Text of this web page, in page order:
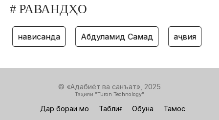
# РАВАНДҲО
нависанда Абдулҳамид Самад ҳаҷвия
© «Адабиёт ва санъат», 2025
Таҳияи "Turon Technology"
Дар бораи мо Таблиғ Обуна Тамос